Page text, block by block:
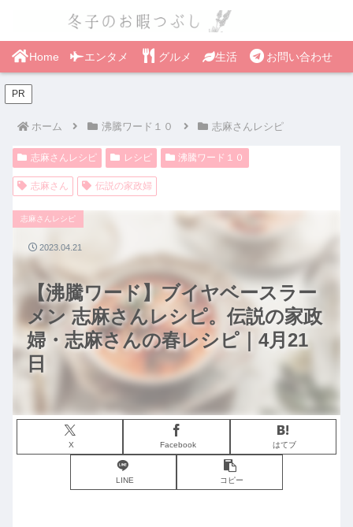
Home エンタメ グルメ 生活 お問い合わせ
PR
ホーム 沸騰ワード１０ 志麻さんレシピ
志麻さんレシピ レシピ 沸騰ワード１０
志麻さん 伝説の家政婦
【沸騰ワード】ブイヤベースラー
メン 志麻さんレシピ。伝説の家政
婦・志麻さんの春レシピ｜4月21
日
志麻さんレシピ
X Facebook はてブ
LINE コピー
2023.04.21